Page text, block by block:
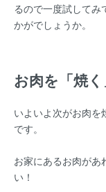
るので一度試してみ
かがでしょうか。
お肉を「焼
いよいよ次がお肉を
です。
お家にあるお肉があ
い！